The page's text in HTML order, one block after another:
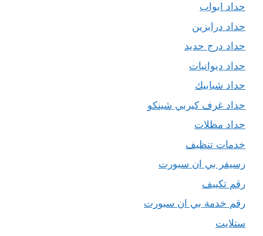
حداد ابواب
حداد درابزين
حداد درج حديد
حداد ديوانيات
حداد شبابيك
حداد غرف كيربي شينكو
حداد مظلات
خدمات تنظيف
رسيفر بي ان سبورت
رقم تكييف
رقم خدمة بي ان سبورت
ستلايت